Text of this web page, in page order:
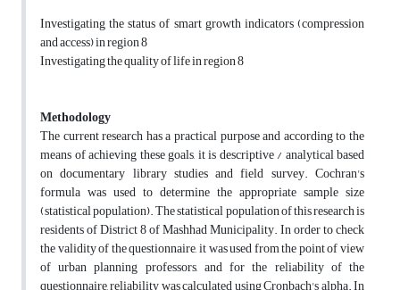
Investigating the status of smart growth indicators (compression
and access) in region 8
Investigating the quality of life in region 8
Methodology
The current research has a practical purpose and according to the
means of achieving these goals, it is descriptive / analytical based
on documentary library studies and field survey. Cochran's
formula was used to determine the appropriate sample size
(statistical population). The statistical population of this research is
residents of District 8 of Mashhad Municipality. In order to check
the validity of the questionnaire, it was used from the point of view
of urban planning professors, and for the reliability of the